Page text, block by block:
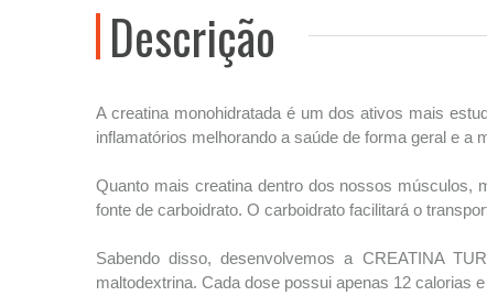
Descrição
A creatina monohidratada é um dos ativos mais
inflamatórios melhorando a saúde de forma geral e a
Quanto mais creatina dentro dos nossos músculos,
fonte de carboidrato. O carboidrato facilitará o
Sabendo disso, desenvolvemos a CREATINA
maltodextrina. Cada dose possui apenas 12 calorias